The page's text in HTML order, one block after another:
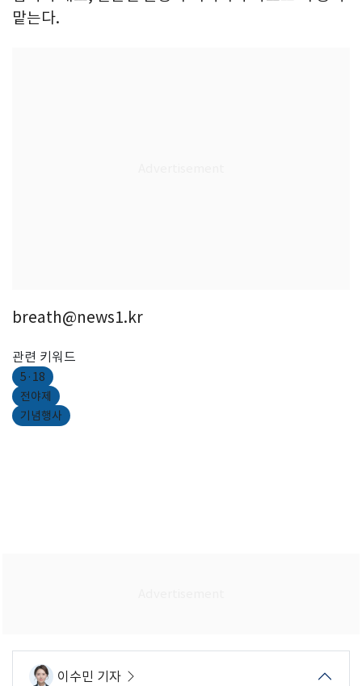
맡는다.
breath@news1.kr
관련 키워드
5·18
전야제
기념행사
이수민 기자